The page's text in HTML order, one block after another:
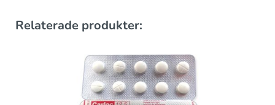
Relaterade produkter: